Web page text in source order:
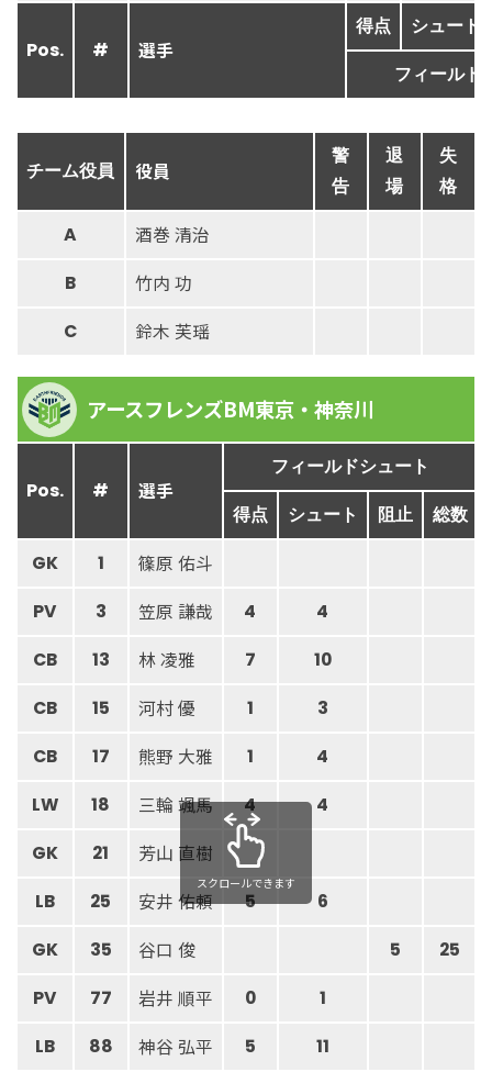
Pos. # 選手
得点 シュート
フィールド
チーム役員 役員
警
告
退
場
失
格
A 酒巻 清治
B 竹内 功
C 鈴木 芙瑶
アースフレンズBM東京・神奈川
Pos. # 選手
フィールドシュート
得点 シュート 阻止 総数
GK 1 篠原 佑斗
PV 3 笠原 謙哉 4 4
CB 13 林 凌雅 7 10
CB 15 河村 優 1 3
CB 17 熊野 大雅 1 4
LW 18 三輪 颯馬 4 4
GK 21 芳山 直樹
LB 25 安井 佑頼 5 6
GK 35 谷口 俊 5 25
PV 77 岩井 順平 0 1
LB 88 神谷 弘平 5 11
スクロールできます